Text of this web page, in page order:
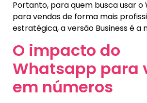
Portanto, para quem busca usar o
para vendas de forma mais
estratégica, a versão Business é a
O impacto do
Whatsapp para
em números